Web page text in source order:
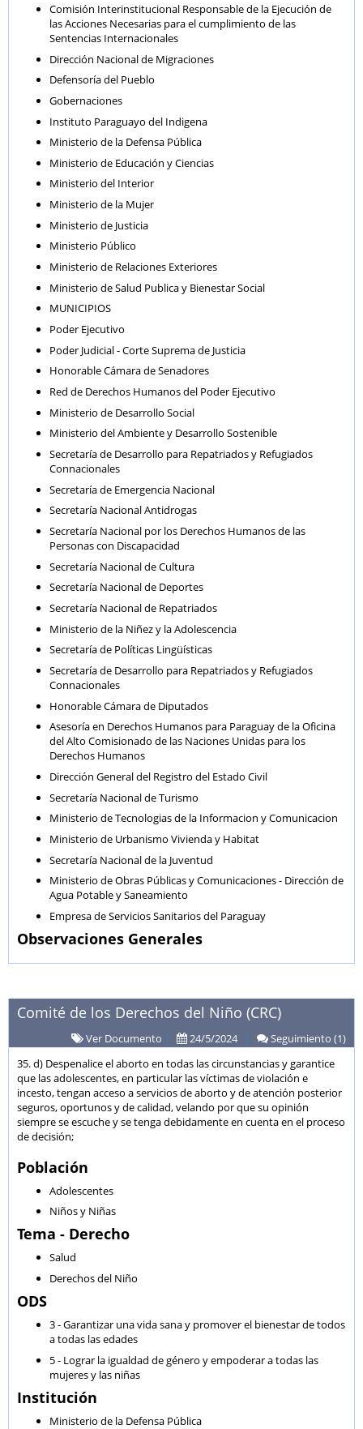
Comisión Interinstitucional Responsable de la Ejecución de
las Acciones Necesarias para el cumplimiento de las
Sentencias Internacionales
Dirección Nacional de Migraciones
Defensoría del Pueblo
Gobernaciones
Instituto Paraguayo del Indigena
Ministerio de la Defensa Pública
Ministerio de Educación y Ciencias
Ministerio del Interior
Ministerio de la Mujer
Ministerio de Justicia
Ministerio Público
Ministerio de Relaciones Exteriores
Ministerio de Salud Publica y Bienestar Social
MUNICIPIOS
Poder Ejecutivo
Poder Judicial - Corte Suprema de Justicia
Honorable Cámara de Senadores
Red de Derechos Humanos del Poder Ejecutivo
Ministerio de Desarrollo Social
Ministerio del Ambiente y Desarrollo Sostenible
Secretaría de Desarrollo para Repatriados y Refugiados
Connacionales
Secretaría de Emergencia Nacional
Secretaría Nacional Antidrogas
Secretaría Nacional por los Derechos Humanos de las
Personas con Discapacidad
Secretaría Nacional de Cultura
Secretaría Nacional de Deportes
Secretaría Nacional de Repatriados
Ministerio de la Niñez y la Adolescencia
Secretaría de Políticas Lingüísticas
Secretaría de Desarrollo para Repatriados y Refugiados
Connacionales
Honorable Cámara de Diputados
Asesoría en Derechos Humanos para Paraguay de la Oficina
del Alto Comisionado de las Naciones Unidas para los
Derechos Humanos
Dirección General del Registro del Estado Civil
Secretaría Nacional de Turismo
Ministerio de Tecnologias de la Informacion y Comunicacion
Ministerio de Urbanismo Vivienda y Habitat
Secretaría Nacional de la Juventud
Ministerio de Obras Públicas y Comunicaciones - Dirección de
Agua Potable y Saneamiento
Empresa de Servicios Sanitarios del Paraguay
Observaciones Generales
Comité de los Derechos del Niño (CRC)
Ver Documento | 24/5/2024|
Seguimiento (1)
35. d) Despenalice el aborto en todas las circunstancias y garantice
que las adolescentes, en particular las víctimas de violación e
incesto, tengan acceso a servicios de aborto y de atención posterior
seguros, oportunos y de calidad, velando por que su opinión
siempre se escuche y se tenga debidamente en cuenta en el proceso
de decisión;
Población
Adolescentes
Niños y Niñas
Tema - Derecho
Salud
Derechos del Niño
ODS
3 - Garantizar una vida sana y promover el bienestar de todos
a todas las edades
5 - Lograr la igualdad de género y empoderar a todas las
mujeres y las niñas
Institución
Ministerio de la Defensa Pública